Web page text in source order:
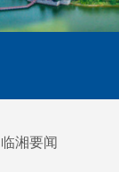
临湘要闻